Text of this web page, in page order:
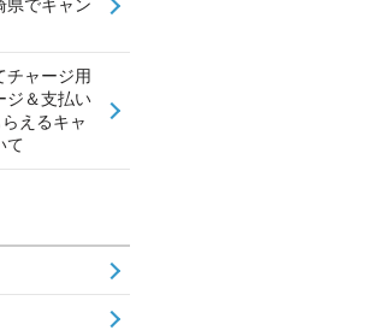
県でキャン
チャージ用
ジ＆支払い
えるキャ
て